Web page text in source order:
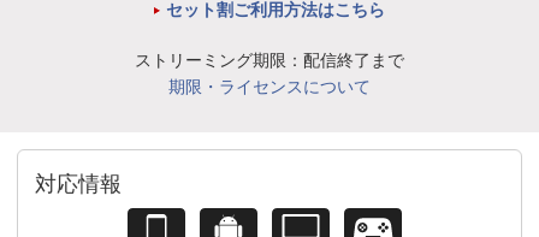
セット割ご利用方法はこちら
ストリーミング期限：配信終了まで
期限・ライセンスについて
対応情報